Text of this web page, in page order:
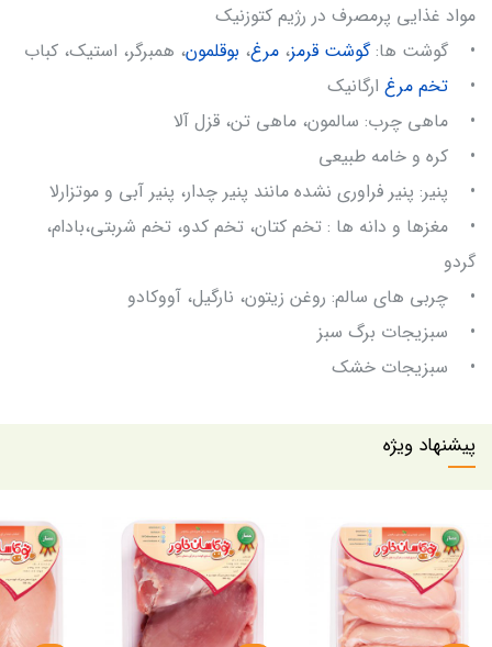
مواد غذایی پرمصرف در رژیم کتوزنیک
• گوشت ها:گوشت قرمز، مرغ، بوقلمون، همبرگر، استیک، کباب
• تخم مرغ ارگانیک
• ماهی چرب: سالمون، ماهی تن، قزل آلا
• کره و خامه طبیعی
• پنیر: پنیر فراوری نشده مانند پنیر چدار، پنیر آبی و موتزارلا
• مغزها و دانه ها : تخم کتان، تخم کدو، تخم شربتی،بادام،
گردو
• چربی های سالم: روغن زیتون، نارگیل، آووکادو
• سبزیجات برگ سبز
• سبزیجات خشک
پیشنهاد ویژه